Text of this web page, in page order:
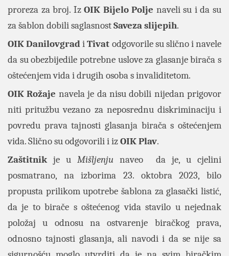
proreza za broj. IzOIK Bijelo Polje naveli su i da su
za šablon dobili saglasnostSavezaslijepih.
OIKDanilovgradiTivat odgovorile su slično i navele
da su obezbijedile potrebne uslove za glasanje birača s
oštećenjem vida i drugih osoba s invaliditetom.
OIK Rožaje navela je da nisu dobili nijedan prigovor
niti pritužbu vezano za neposrednu diskriminaciju i
povredu prava tajnosti glasanja birača s oštećenjem
vida. Slično su odgovorili i izOIKPlav.
Zaštitnikje uMišljenjunaveo
da je, u cjelini
posmatrano, na izborima 23. oktobra 2023, bilo
propusta prilikom upotrebe šablona za glasački listić,
da je to birače s oštećenog vida stavilo u nejednak
položaj u odnosu na ostvarenje biračkog prava,
odnosno tajnosti glasanja, ali navodi i da se nije sa